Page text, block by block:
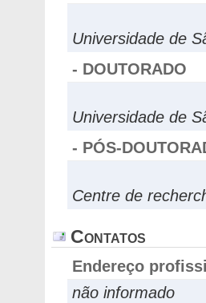
Universidade de
- DOUTORADO
Universidade de
- PÓS-
Centre de
Contatos
Endereço
não informado